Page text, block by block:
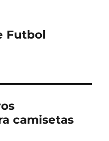
Futbol
camisetas